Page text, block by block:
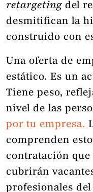
retargeting del
desmitifican la
construido con
Una oferta de
estático. Es un
Tiene peso,
nivel de las
por tu empresa.
comprenden
contratación
cubrirán
profesionales del